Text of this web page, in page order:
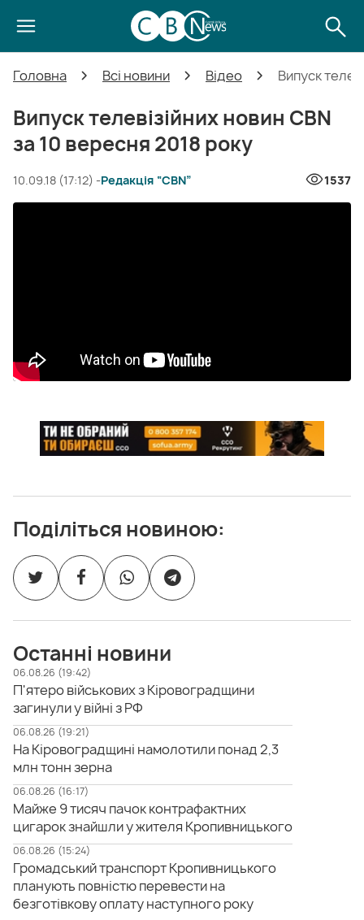
Головна Всі новини Відео Випуск
Випуск телевізійних новин CBN
за 10 вересня 2018 року
10.09.18 (17:12) -Редакція “CBN” 1537
Поділіться новиною:
Останні новини
06.08.26 (19:42)
П'ятеро військових з Кіровоградщини
загинули у війні з РФ
06.08.26 (19:21)
На Кіровоградщині намолотили понад 2,3
млн тонн зерна
06.08.26 (16:17)
Майже 9 тисяч пачок контрафактних
цигарок знайшли у жителя Кропивницького
06.08.26 (15:24)
Громадський транспорт Кропивницького
планують повністю перевести на
безготівкову оплату наступного року